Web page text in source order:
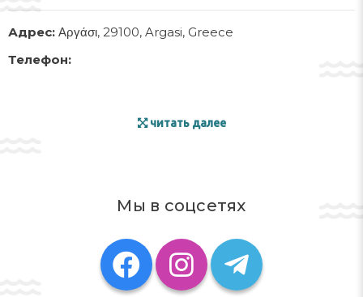
Адрес: Αργάσι, 29100, Argasi, Greece
Телефон:
читать далее
Мы в соцсетях